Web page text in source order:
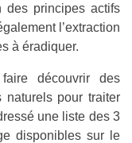
des principes actifs
l’extraction
à éradiquer.
découvrir des
naturels pour traiter
une liste des 3
disponibles sur le